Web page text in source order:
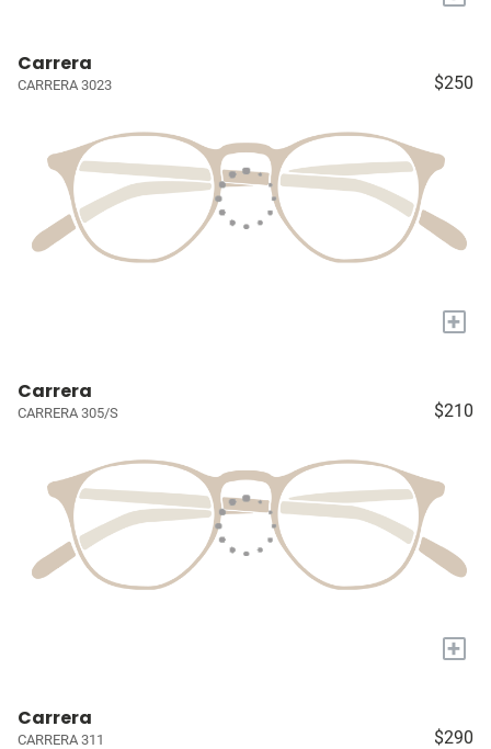
Carrera
CARRERA 3023 $250
+
Carrera
CARRERA 305/S $210
+
Carrera
CARRERA 311 $290